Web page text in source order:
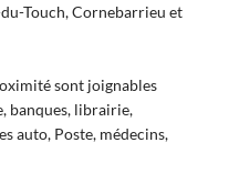
Touch, Cornebarrieu et
sont joignables
banques, librairie,
auto, Poste, médecins,